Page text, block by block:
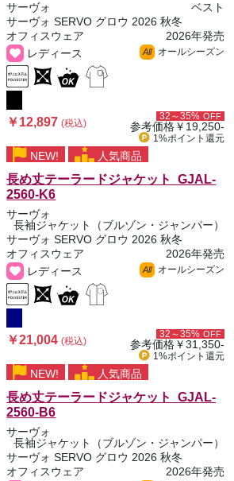
サーヴォ
ベスト
サーヴォ SERVO グロウ 2026 秋冬
オフィスウェア
2026年発売
レディース
All オールシーズン
￥12,897(税込)
32～35% OFF
参考価格￥19,250-
1%ポイント 還元
NEW! 人気商品
長め丈テーラードジャケット GJAL-
2560-K6
サーヴォ
長袖ジャケット（ブルゾン・ジャンパー）
サーヴォ SERVO グロウ 2026 秋冬
オフィスウェア
2026年発売
レディース
All オールシーズン
￥21,004(税込)
32～35% OFF
参考価格￥31,350-
1%ポイント 還元
NEW! 人気商品
長め丈テーラードジャケット GJAL-
2560-B6
サーヴォ
長袖ジャケット（ブルゾン・ジャンパー）
サーヴォ SERVO グロウ 2026 秋冬
オフィスウェア
2026年発売